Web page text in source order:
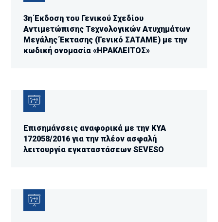
3η Έκδοση του Γενικού Σχεδίου
Αντιμετώπισης Τεχνολογικών Ατυχημάτων
Μεγάλης Έκτασης (Γενικό ΣΑΤΑΜΕ) με την
κωδική ονομασία «ΗΡΑΚΛΕΙΤΟΣ»
Επισημάνσεις αναφορικά με την ΚΥΑ
172058/2016 για την πλέον ασφαλή
λειτουργία εγκαταστάσεων SEVESO